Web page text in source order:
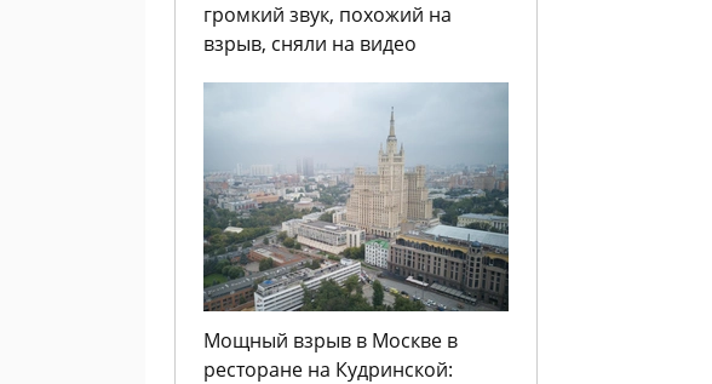
громкий звук, похожий на
взрыв, сняли на видео
Мощный взрыв в Москве в
ресторане на Кудринской: